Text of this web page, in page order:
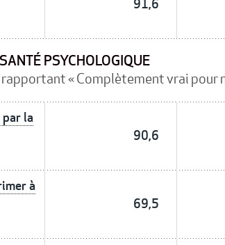
91,6
PSYCHOLOGIQUE
« Complètement vrai pour
la
90,6
à
69,5